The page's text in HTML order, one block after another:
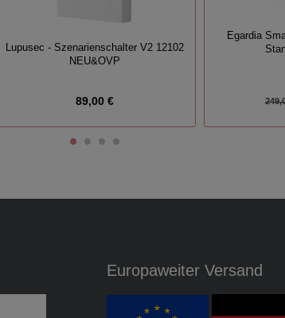
Lupusec - Szenarienschalter V2 12102
NEU&OVP
89,00 €
Egardia
Europaweiter Versand